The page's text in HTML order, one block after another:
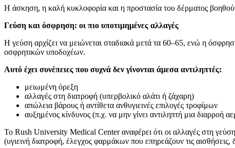
Η άσκηση, η καλή κυκλοφορία και η προστασία του δέρματος
Γεύση και όσφρηση: οι πιο υποτιμημένες αλλαγές
Η γεύση αρχίζει να μειώνεται σταδιακά μετά τα 60–65, ενώ η
οσφρητικών υποδοχέων.
Αυτό έχει συνέπειες που συχνά δεν γίνονται άμεσα αντιληπτές:
μειωμένη όρεξη
αλλαγές στη διατροφή (υπερβολικό αλάτι ή ζάχαρη)
απώλεια βάρους ή αντίθετα ανθυγιεινές επιλογές τροφίμων
αυξημένος κίνδυνος (π.χ. να μην γίνει αντιληπτή μια διαρροή
Το Rush University Medical Center αναφέρει ότι οι αλλαγές στη
(υγιεινή διατροφή, έλεγχος φαρμάκων που επηρεάζουν τις αισθήσεις,